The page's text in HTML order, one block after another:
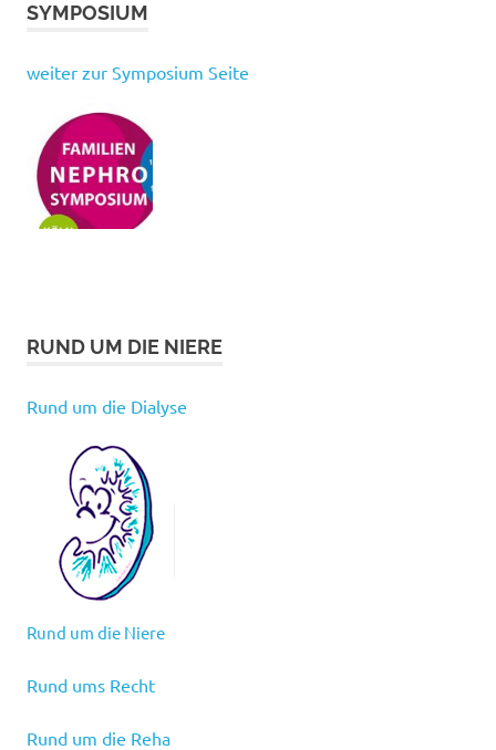
SYMPOSIUM
weiter zur Symposium Seite
RUND UM DIE NIERE
Rund um die Dialyse
Rund um die Niere
Rund ums Recht
Rund um die Reha